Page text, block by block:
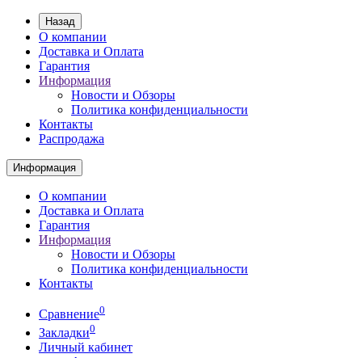
Назад
О компании
Доставка и Оплата
Гарантия
Информация
Новости и Обзоры
Политика конфиденциальности
Контакты
Распродажа
Информация
О компании
Доставка и Оплата
Гарантия
Информация
Новости и Обзоры
Политика конфиденциальности
Контакты
Сравнение0
Закладки0
Личный кабинет